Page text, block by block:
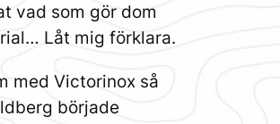
vad som gör dom
Låt mig förklara.
med Victorinox så
började